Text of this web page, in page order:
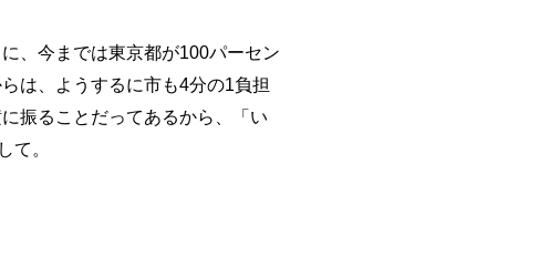
、今までは東京都が100パーセン
は、ようするに市も4分の1負担
振ることだってあるから、「い
て。